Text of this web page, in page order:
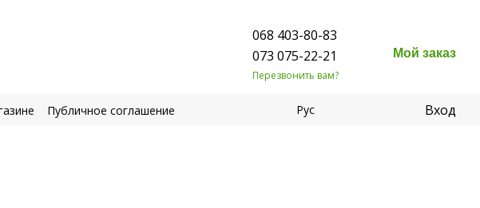
068 403-80-83
073 075-22-21
Перезвонить вам?
Мой заказ
Публичное соглашение
Рус Вход